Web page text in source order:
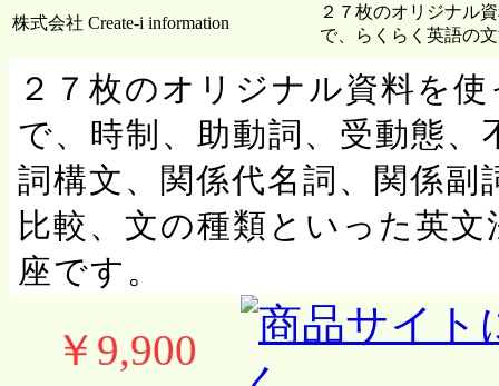
株式会社 Create-i information
２７枚のオリジナル
で、らくらく英語の
２７枚のオリジナル資料を
で、時制、助動詞、受動態
詞構文、関係代名詞、関係副
比較、文の種類といった英
座です。
￥9,900